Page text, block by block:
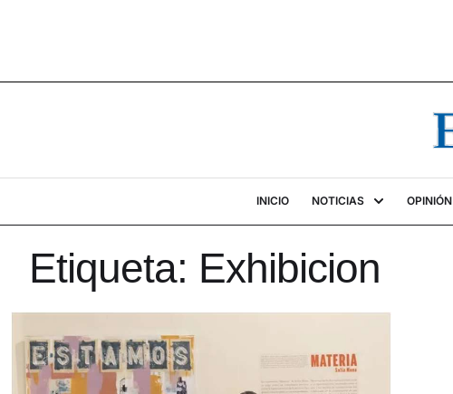
INICIO NOTICIAS OPINIÓN
Etiqueta: Exhibicion